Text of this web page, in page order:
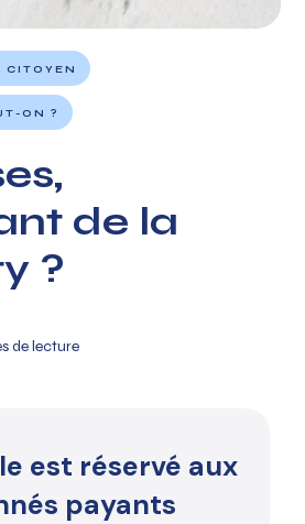
CITOYEN
ON ?
de la
?
de lecture
est réservé aux
payants